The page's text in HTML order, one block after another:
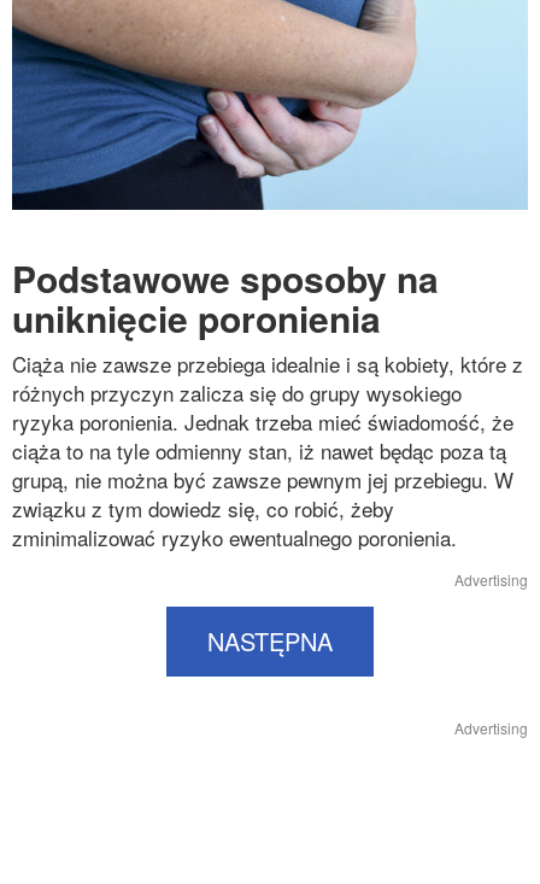
Podstawowe sposoby na
uniknięcie poronienia
Ciąża nie zawsze przebiega idealnie i są kobiety, które z
różnych przyczyn zalicza się do grupy wysokiego
ryzyka poronienia. Jednak trzeba mieć świadomość, że
ciąża to na tyle odmienny stan, iż nawet będąc poza tą
grupą, nie można być zawsze pewnym jej przebiegu. W
związku z tym dowiedz się, co robić, żeby
zminimalizować ryzyko ewentualnego poronienia.
Advertising
NASTĘPNA
Advertising